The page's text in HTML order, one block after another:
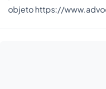
objetohttps://